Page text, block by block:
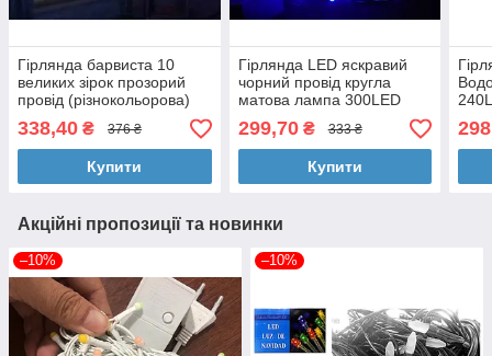
Гірлянда барвиста 10
великих зірок прозорий
провід (різнокольорова)
STAR-12-M
338,40 ₴ 376 ₴
Купити
Гірлянда LED яскравий
чорний провід кругла
матова лампа 300LED
(синій) LED300B-10
299,70₴ 333 ₴
Купити
Акційні пропозиції та новинки
–10% –10%